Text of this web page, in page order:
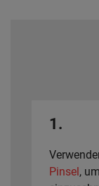
1.
Pinsel ,